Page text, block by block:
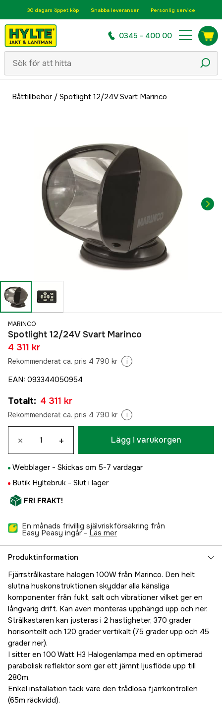
30 dagars öppet köp Snabba leveranser Personlig service
0345 - 400 00
Båttillbehör/ Spotlight 12/24V Svart Marinco
MARINCO
Spotlight 12/24V Svart Marinco
4 311 kr
Rekommenderat ca. pris 4 790 kr i
EAN: 093344050954
Totalt: 4 311 kr
Rekommenderat ca. pris 4 790 kr i
× + Lägg i varukorgen
Webblager - Skickas om 5-7 vardagar
Butik Hyltebruk - Slut i lager
FRI FRAKT!
En månads frivillig självriskförsäkring från
Easy Peasy ingår - läs mer
Produktinformation
Fjärrstrålkastare halogen 100W från Marinco. Den helt
slutna huskonstruktionen skyddar alla känsliga
komponenter från fukt, salt och vibrationer vilket ger en
långvarig drift. Kan även monteras upphängd upp och ner.
Strålkastaren kan justeras i 2 hastigheter, 370 grader
horisontellt och 120 grader vertikalt (75 grader upp och 45
grader ner).
I sitter en 100 Watt H3 Halogenlampa med en optimerad
parabolisk reflektor som ger ett jämnt ljusflöde upp till
280m.
Enkel installation tack vare den trådlösa fjärrkontrollen
(65m räckvidd).